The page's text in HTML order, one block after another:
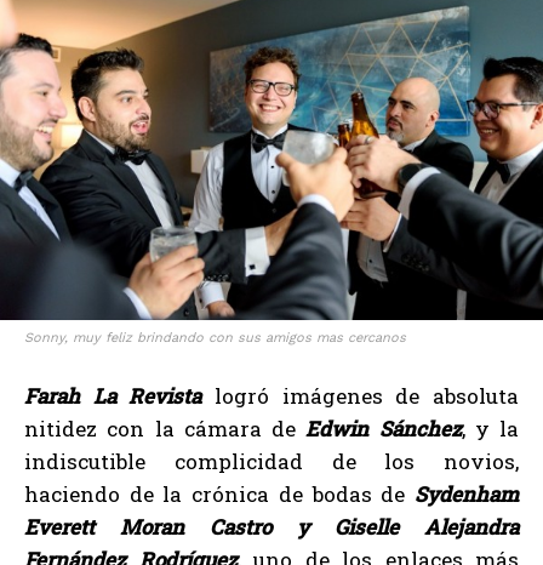
Sonny, muy feliz brindando con sus amigos mas cercanos
Farah La Revistalogró imágenes de absoluta
nitidez con la cámara deEdwin Sánchez, y la
indiscutible complicidad de los novios,
haciendo de la crónica de bodas de Sydenham
Everett Moran Castro y Giselle Alejandra
Fernández Rodríguez, uno de los enlaces más